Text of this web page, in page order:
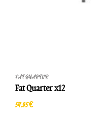
FAT QUARTER
Fat Quarter x12
54,95 €